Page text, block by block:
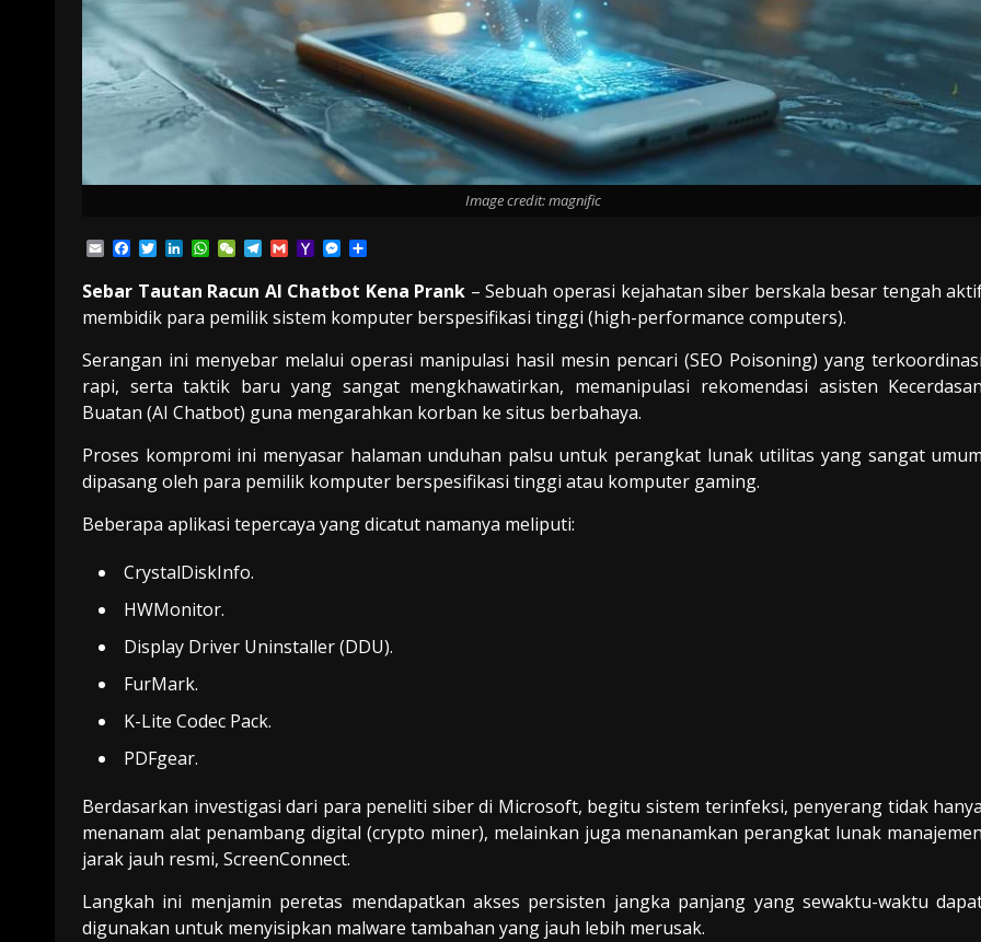
Image credit: magnific
EmailFacebook
TwitterLinkedIn
WhatsApp
WeChatTelegram
GmailYahooMessenger
Sebar Tautan Racun AI Chatbot Kena Prank – Sebuah operasi kejahatan siber berskala besar tengah
membidik para pemilik sistem komputer berspesifikasi tinggi (high-performance computers).
Serangan ini menyebar melalui operasi manipulasi hasil mesin pencari (SEO Poisoning) yang terkoordinasi
rapi, serta taktik baru yang sangat mengkhawatirkan, memanipulasi rekomendasi asisten Kecerdasan
Buatan (AI Chatbot) guna mengarahkan korban ke situs berbahaya.
Proses kompromi ini menyasar halaman unduhan palsu untuk perangkat lunak utilitas yang sangat umum
dipasang oleh para pemilik komputer berspesifikasi tinggi atau komputer gaming.
Beberapa aplikasi tepercaya yang dicatut namanya meliputi:
CrystalDiskInfo.
HWMonitor.
Display Driver Uninstaller (DDU).
FurMark.
K-Lite Codec Pack.
PDFgear.
Berdasarkan investigasi dari para peneliti siber di Microsoft, begitu sistem terinfeksi, penyerang tidak hanya
menanam alat penambang digital (crypto miner), melainkan juga menanamkan perangkat lunak manajemen
jarak jauh resmi, ScreenConnect.
Langkah ini menjamin peretas mendapatkan akses persisten jangka panjang yang sewaktu-waktu
digunakan untuk menyisipkan malware tambahan yang jauh lebih merusak.